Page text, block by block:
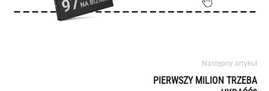
Następny artykuł
PIERWSZY MILION TRZEBA